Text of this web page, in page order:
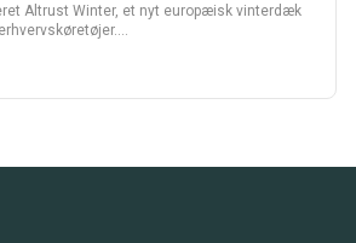
Altrust Winter, et nyt europæisk vinterdæk